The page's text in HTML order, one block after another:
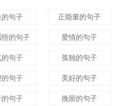
句子 正能量的句子
悟的句子 爱情的句子
的句子 孤独的句子
的句子 美好的句子
句子 挽留的句子